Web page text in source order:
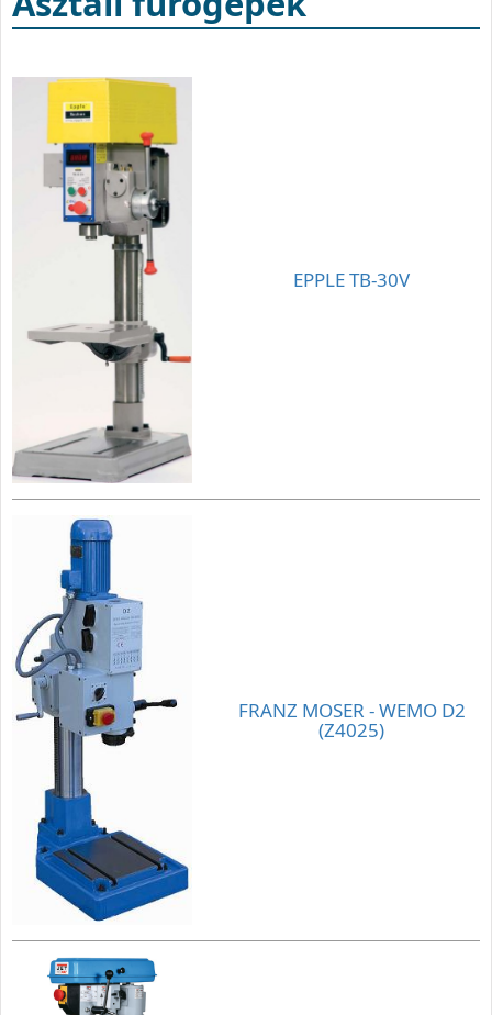
EPPLE TB-30V
FRANZ MOSER - WEMO D2
(Z4025)